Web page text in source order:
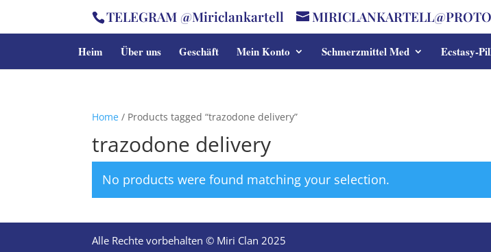
TELEGRAM @Miriclankartell
Heim Über uns Geschäft Mein Konto Schmerzmittel Med Ecstasy-
Home / Products tagged “trazodone delivery”
trazodone delivery
No products were found matching your selection.
Alle Rechte vorbehalten © Miri Clan 2025